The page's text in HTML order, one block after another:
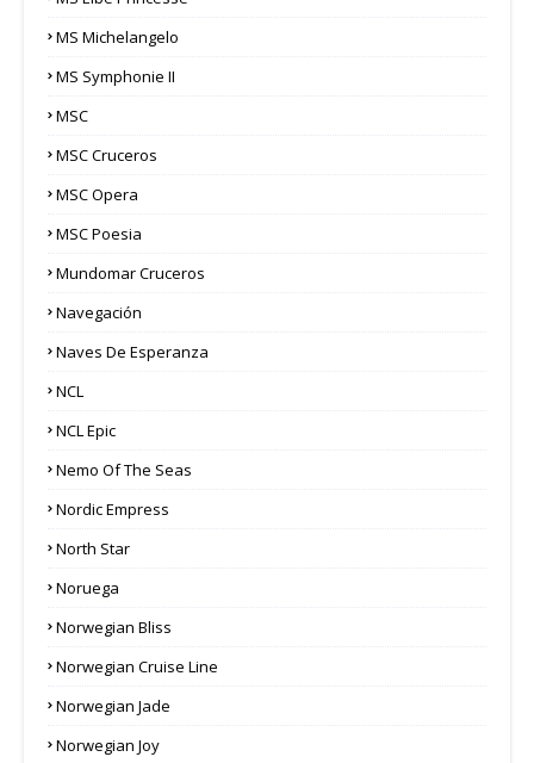
MS Michelangelo
MS Symphonie II
MSC
MSC Cruceros
MSC Opera
MSC Poesia
Mundomar Cruceros
Navegación
Naves De Esperanza
NCL
NCL Epic
Nemo Of The Seas
Nordic Empress
North Star
Noruega
Norwegian Bliss
Norwegian Cruise Line
Norwegian Jade
Norwegian Joy